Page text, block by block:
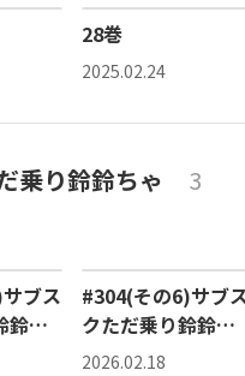
28巻
2025.02.24
乗り鈴鈴ちゃ
3
ブス
鈴ち
#304(その6)サブ
クただ乗り鈴鈴ち
ゃん
2026.02.18